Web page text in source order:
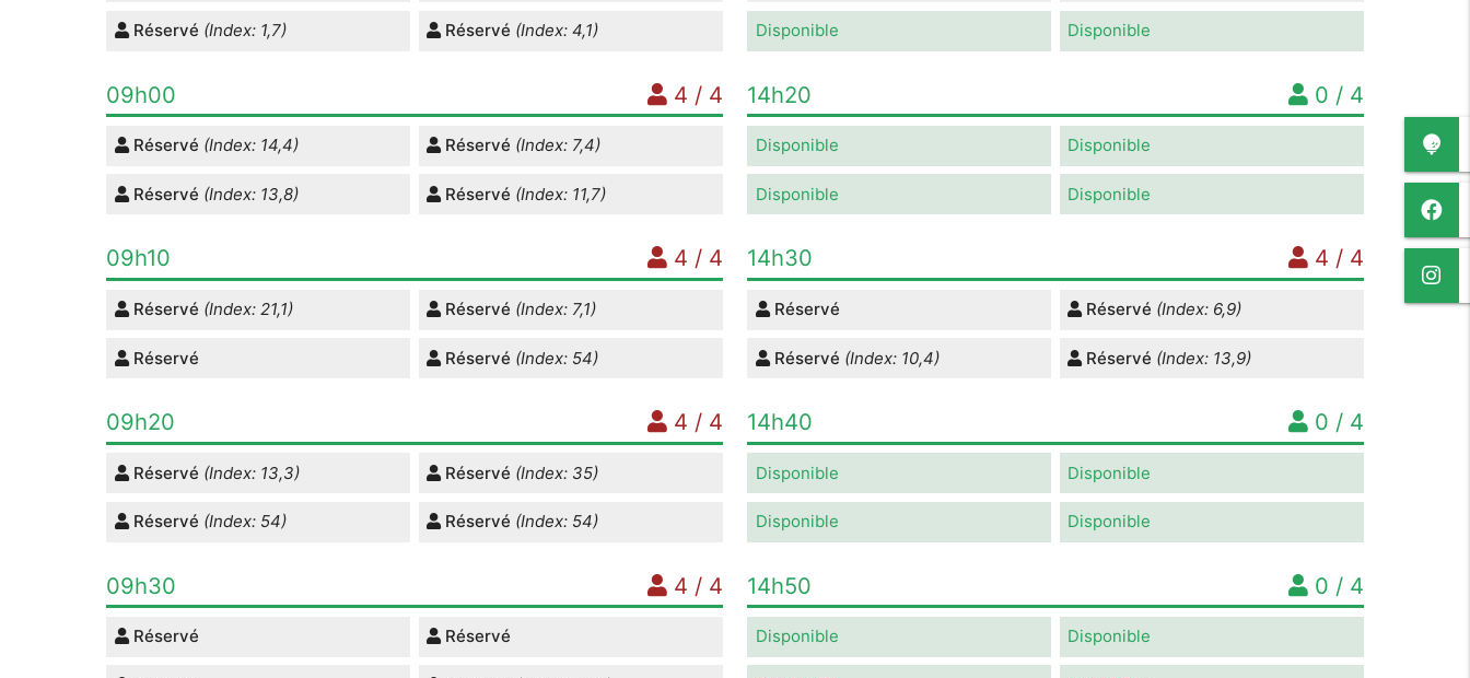
Réservé (Index: 1,7) Réservé (Index: 4,1)
09h00 4 / 4
Réservé (Index: 14,4) Réservé (Index: 7,4)
Réservé (Index: 13,8) Réservé (Index: 11,7)
09h10 4 / 4
Réservé (Index: 21,1) Réservé (Index: 7,1)
Réservé Réservé (Index: 54)
09h20 4 / 4
Réservé (Index: 13,3) Réservé (Index: 35)
Réservé (Index: 54) Réservé (Index: 54)
09h30 4 / 4
Réservé Réservé
Disponible Disponible
14h20 0 / 4
Disponible Disponible
Disponible Disponible
14h30 4 / 4
Réservé Réservé (Index: 6,9)
Réservé (Index: 10,4) Réservé (Index: 13,9)
14h40 0 / 4
Disponible Disponible
Disponible Disponible
14h50 0 / 4
Disponible Disponible